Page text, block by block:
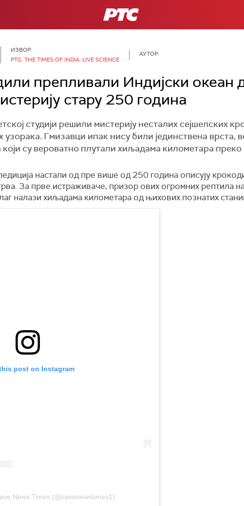
РТС
ИЗВОР:
РТС, THE TIMES OF INDIA, LIVE SCIENCE
АУТОР:
препливали Индијски океан
стару 250 година
студији решили мистерију несталих сејшелских
узорака. Гмизавци ипак нису били јединствена врста,
су вероватно плутали хиљадама километара преко
настали од пре више од 250 година описују
За прве истраживаче, призор ових огромних рептила
налази хиљадама километара од њихових познатих
post on Instagram
News Times (@cavenewstimes1)